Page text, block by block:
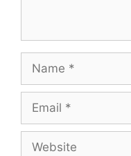
Name
Email
Website